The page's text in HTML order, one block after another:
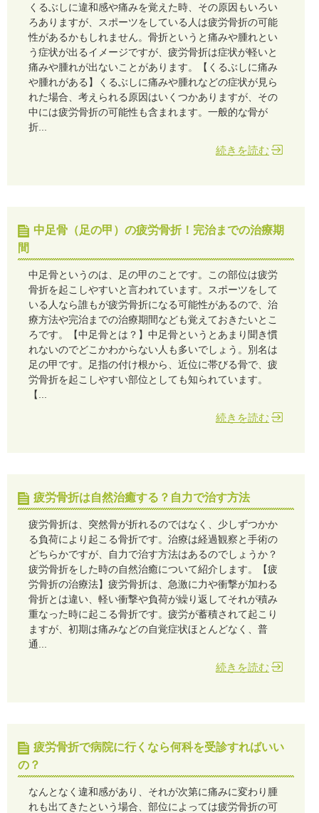
くるぶしに違和感や痛みを覚えた時、その原因もいろい
ろありますが、スポーツをしている人は疲労骨折の可能
性があるかもしれません。骨折というと痛みや腫れとい
う症状が出るイメージですが、疲労骨折は症状が軽いと
痛みや腫れが出ないことがあります。【くるぶしに痛み
や腫れがある】くるぶしに痛みや腫れなどの症状が見ら
れた場合、考えられる原因はいくつかありますが、その
中には疲労骨折の可能性も含まれます。一般的な骨が
折...
続きを読む
中足骨（足の甲）の疲労骨折！完治までの治療期
間
中足骨というのは、足の甲のことです。この部位は疲労
骨折を起こしやすいと言われています。スポーツをして
いる人なら誰もが疲労骨折になる可能性があるので、治
療方法や完治までの治療期間なども覚えておきたいとこ
ろです。【中足骨とは？】中足骨というとあまり聞き慣
れないのでどこかわからない人も多いでしょう。別名は
足の甲です。足指の付け根から、近位に帯びる骨で、疲
労骨折を起こしやすい部位としても知られています。
【...
続きを読む
疲労骨折は自然治癒する？自力で治す方法
疲労骨折は、突然骨が折れるのではなく、少しずつかか
る負荷により起こる骨折です。治療は経過観察と手術の
どちらかですが、自力で治す方法はあるのでしょうか？
疲労骨折をした時の自然治癒について紹介します。【疲
労骨折の治療法】疲労骨折は、急激に力や衝撃が加わる
骨折とは違い、軽い衝撃や負荷が繰り返してそれが積み
重なった時に起こる骨折です。疲労が蓄積されて起こり
ますが、初期は痛みなどの自覚症状ほとんどなく、普
通...
続きを読む
疲労骨折で病院に行くなら何科を受診すればいい
の？
なんとなく違和感があり、それが次第に痛みに変わり腫
れも出てきたという場合、部位によっては疲労骨折の可